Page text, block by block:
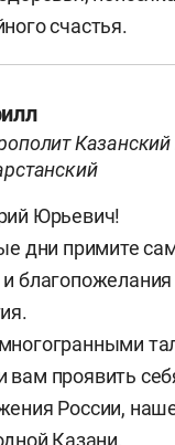
счастья.
Казанский
Юрьевич!
дни примите
вам проявить
России,
Казани.